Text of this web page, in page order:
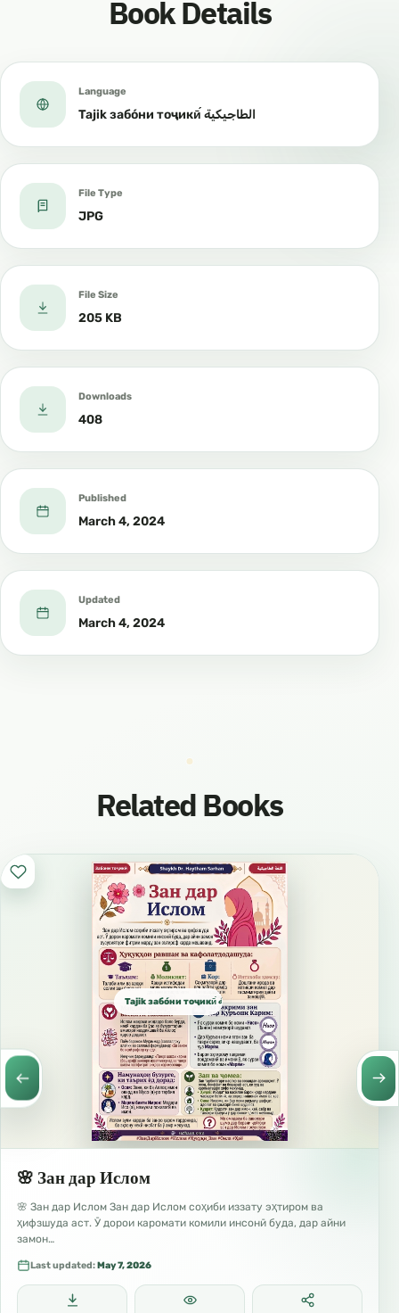
Book Details
Language
Tajik забо́ни тоҷикӣ́ الطاجيكية
File Type
JPG
File Size
205 KB
Downloads
408
Published
March 4, 2024
Updated
March 4, 2024
Related Books
Tajik забо́ни тоҷикӣ́ الطاجيكية
🌸 Зан дар Ислом
🌸 Зан дар Ислом Зан дар Ислом соҳиби иззату эҳтиром ва
ҳифзшуда аст. Ӯ дорои каромати комили инсонӣ буда, дар айни
замон…
Last updated:May 7, 2026